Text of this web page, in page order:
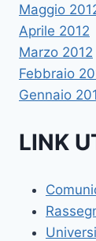
Maggio
Aprile 2012
Marzo 2012
Febbraio
Gennaio
LINK